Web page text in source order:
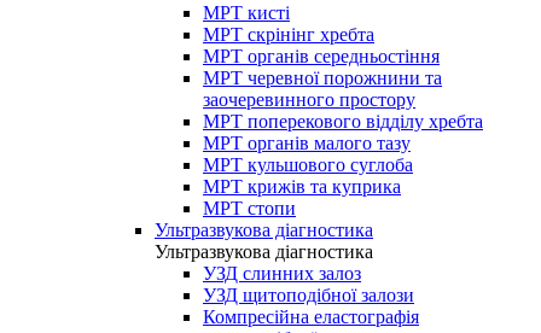
МРТ кисті
МРТ скрінінг хребта
МРТ органів середньостіння
МРТ черевної порожнини та
заочеревинного простору
МРТ поперекового відділу хребта
МРТ органів малого тазу
МРТ кульшового суглоба
МРТ крижів та куприка
МРТ стопи
Ультразвукова діагностика
Ультразвукова діагностика
УЗД слинних залоз
УЗД щитоподібної залози
Компресійна еластографія